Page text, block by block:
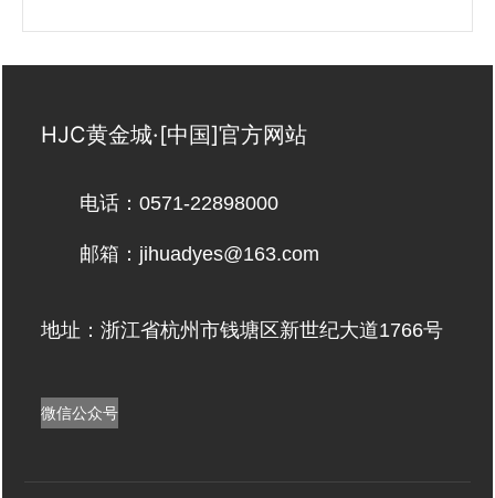
HJC黄金城·[中国]官方网站
电话：0571-22898000
邮箱：jihuadyes@163.com
地址：浙江省杭州市钱塘区新世纪大道1766号
微信公众号